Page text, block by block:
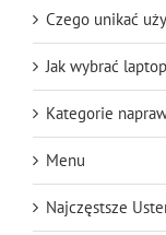
Czego unikać
Jak wybrać
Kategorie
Menu
Najczęstsze